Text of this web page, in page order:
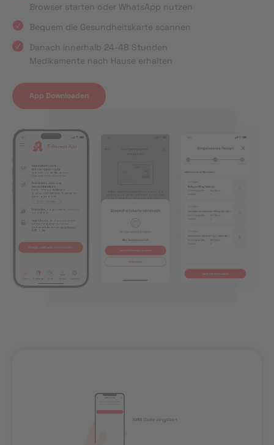
Browser starten oder WhatsApp nutzen
Bequem die Gesundheitskarte scannen
Danach innerhalb 24-48 Stunden
Medikamente nach Hause erhalten
App Downloaden